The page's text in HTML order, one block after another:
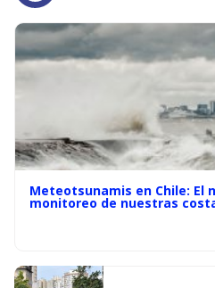
Meteotsunamis en Chile: El
monitoreo de nuestras